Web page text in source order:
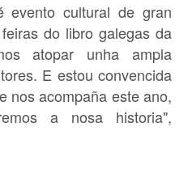
evento cultural de gran
do libro galegas da
atopar unha ampla
E estou convencida
nos acompaña este ano,
a nosa historia",